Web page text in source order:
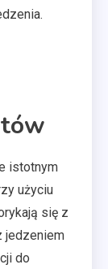
istotnym
użyciu
się z
jedzeniem
do